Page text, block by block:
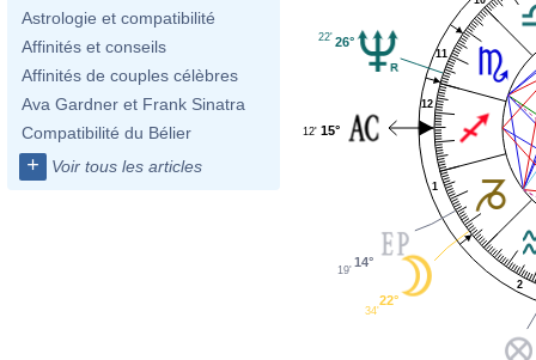
Astrologie et compatibilité
Affinités et conseils
Affinités de couples célèbres
Ava Gardner et Frank Sinatra
Compatibilité du Bélier
+ Voir tous les articles
1
2
11
12
26°
22'
15°
12'
14°
19'
22°
34'